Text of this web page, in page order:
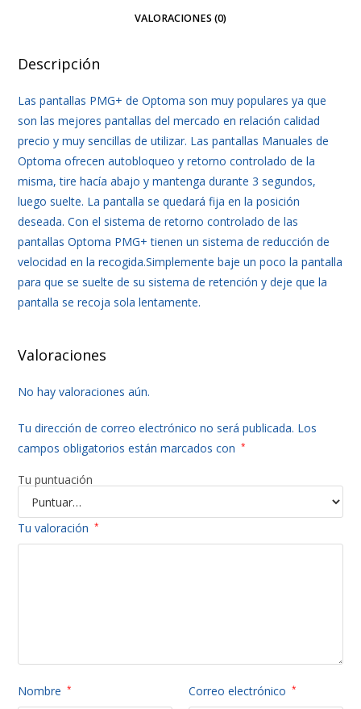
VALORACIONES (0)
Descripción
Las pantallas PMG+ de Optoma son muy populares ya que
son las mejores pantallas del mercado en relación calidad
precio y muy sencillas de utilizar. Las pantallas Manuales de
Optoma ofrecen autobloqueo y retorno controlado de la
misma, tire hacía abajo y mantenga durante 3 segundos,
luego suelte. La pantalla se quedará fija en la posición
deseada. Con el sistema de retorno controlado de las
pantallas Optoma PMG+ tienen un sistema de reducción de
velocidad en la recogida.Simplemente baje un poco la pantalla
para que se suelte de su sistema de retención y deje que la
pantalla se recoja sola lentamente.
Valoraciones
No hay valoraciones aún.
Tu dirección de correo electrónico no será publicada. Los
campos obligatorios están marcados con
*
Tu puntuación
Tu valoración *
Nombre * Correo electrónico *